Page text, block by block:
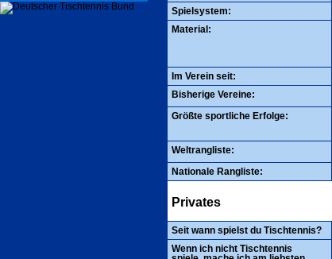
Spielsystem:
Material:
Im Verein seit:
Bisherige Vereine:
Größte sportliche Erfolge:
Weltrangliste:
Nationale Rangliste:
Privates
Seit wann spielst du Tischtennis?
Wenn ich nicht Tischtennis